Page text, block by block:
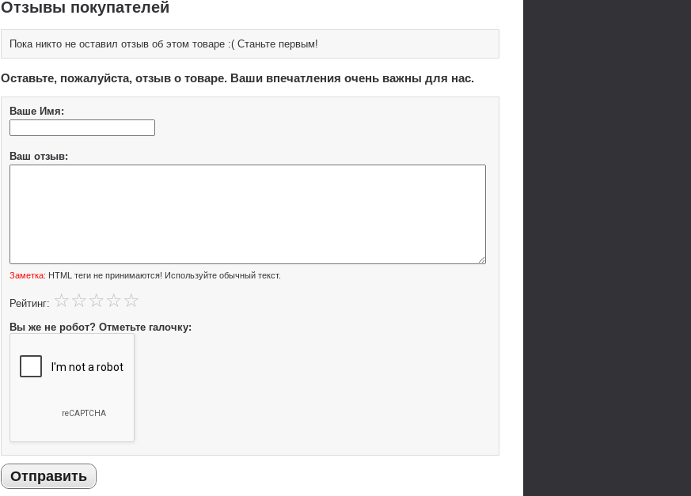
Отзывы покупателей
Пока никто не оставил отзыв об этом товаре :( Станьте первым!
Оставьте, пожалуйста, отзыв о товаре. Ваши впечатления очень важны для нас.
Ваше Имя:
Ваш отзыв:
Заметка: HTML теги не принимаются! Используйте обычный текст.
Рейтинг:
Вы же не робот? Отметьте галочку:
Отправить